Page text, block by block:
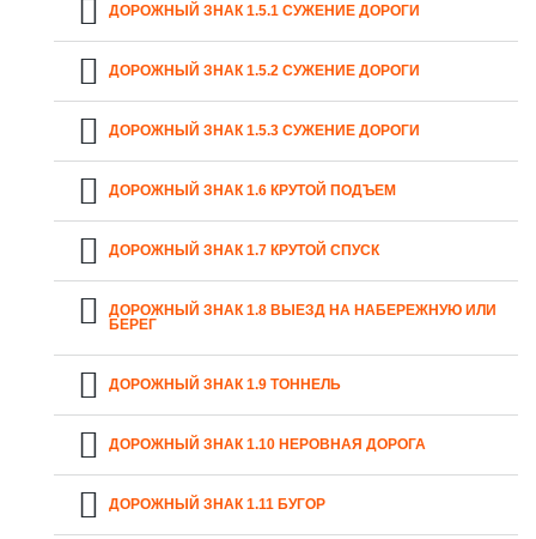
ДОРОЖНЫЙ ЗНАК 1.5.1 СУЖЕНИЕ ДОРОГИ
ДОРОЖНЫЙ ЗНАК 1.5.2 СУЖЕНИЕ ДОРОГИ
ДОРОЖНЫЙ ЗНАК 1.5.3 СУЖЕНИЕ ДОРОГИ
ДОРОЖНЫЙ ЗНАК 1.6 КРУТОЙ ПОДЪЕМ
ДОРОЖНЫЙ ЗНАК 1.7 КРУТОЙ СПУСК
ДОРОЖНЫЙ ЗНАК 1.8 ВЫЕЗД НА НАБЕРЕЖНУЮ ИЛИ
БЕРЕГ
ДОРОЖНЫЙ ЗНАК 1.9 ТОННЕЛЬ
ДОРОЖНЫЙ ЗНАК 1.10 НЕРОВНАЯ ДОРОГА
ДОРОЖНЫЙ ЗНАК 1.11 БУГОР